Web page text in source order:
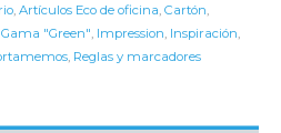
Artículos Eco de oficina Cartón
Gama "Green" Impression Inspiración
Reglas y marcadores